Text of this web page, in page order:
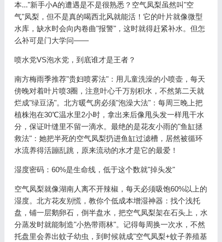
本..."新手小A的遭遇是不是很熟悉？空气凤梨虽然叫"空
气"凤梨，但不是真的喝西北风就能活！它的叶片就像微型
水库，缺水时会向内卷曲"报警"，这时就得赶紧补水。但怎
么补可是门大学问——
喷水党VS泡水党，到底谁才是王者？
南方梅雨季推荐"贵妇喷雾法"：用儿童洗澡的小喷壶，每天
傍晚对着叶片喷3圈，注意叶心千万别积水，不然第二天就
烂成"绿豆汤"。北方暖气房必须"泡澡大法"：每周三晚上把
植株泡在30℃温水里2小时，拿出来后像甩头发一样甩干水
分，保证叶缝里不留一滴水。最绝的是花友小雨的"鱼缸拯
救法"：她把半死的空气凤梨扔进鱼缸过滤槽，居然被循环
水流养得活蹦乱跳，原来流动的水才是它的最爱！
湿度密码：60%是生命线，低于这个数就"掉头发"
空气凤梨就像湖南人离不开辣椒，每天必须吸饱60%以上的
湿度。北方花友别慌，教你个低成本增湿神器：找个浅托
盘，铺一层鹅卵石，倒半盘水，把空气凤梨架在石头上，水
分蒸发时就能制造"小热带雨林"。记得每周换一次水，不然
托盘里会养出蚊子幼虫，到时候就成"空气凤梨+蚊子养殖基